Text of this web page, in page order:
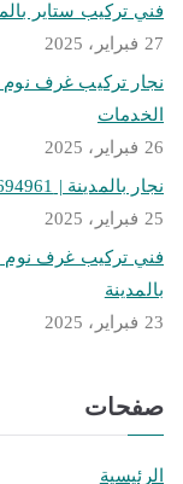
0562694961
افضل
فني تركيب ستاير بالمدينة المنورة
27 فبراير، 2025
الخدمات
26 فبراير، 2025
نجار بالمدينة | 0562694961 | افضل نجار فك وتركيب وصيانة
25 فبراير، 2025
بالمدينة
23 فبراير، 2025
صفحات
الرئيسية